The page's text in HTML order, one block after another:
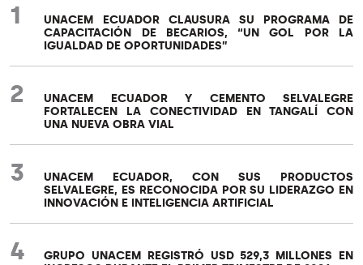
1
UNACEM ECUADOR CLAUSURA SU PROGRAMA DE
CAPACITACIÓN DE BECARIOS, “UN GOL POR LA
IGUALDAD DE OPORTUNIDADES”
2
UNACEM ECUADOR Y CEMENTO SELVALEGRE
FORTALECEN LA CONECTIVIDAD EN TANGALÍ CON
UNA NUEVA OBRA VIAL
3
UNACEM ECUADOR, CON SUS PRODUCTOS
SELVALEGRE, ES RECONOCIDA POR SU LIDERAZGO EN
INNOVACIÓN E INTELIGENCIA ARTIFICIAL
4
GRUPO UNACEM REGISTRÓ USD 529,3 MILLONES EN